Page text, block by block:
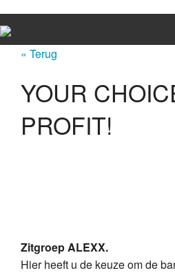
historie
Collecties
« Terug
YOUR
PROFIT!
Zitgroep ALEXX.
Hier heeft u de keuze om de